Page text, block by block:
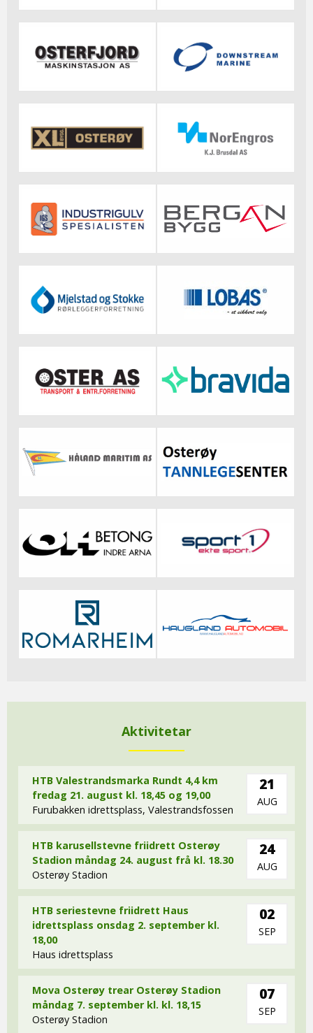
Aktivitetar
HTB Valestrandsmarka Rundt 4,4 km
fredag 21. august kl. 18,45 og 19,00
Furubakken idrettsplass, Valestrandsfossen
21
AUG
HTB karusellstevne friidrett Osterøy
Stadion måndag 24. august frå kl. 18.30
Osterøy Stadion
24
AUG
HTB seriestevne friidrett Haus
idrettsplass onsdag 2. september kl.
18,00
Haus idrettsplass
02
SEP
Mova Osterøy trear Osterøy Stadion
måndag 7. september kl. kl. 18,15
Osterøy Stadion
07
SEP